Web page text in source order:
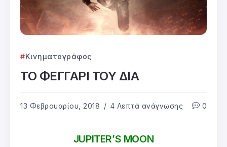
Κινηματογράφος
ΤΟ ΦΕΓΓΑΡΙ ΤΟΥ ΔΙΑ
13 Φεβρουαρίου, 2018 4 Λεπτά ανάγνωσης 0
JUPITER’S MOON